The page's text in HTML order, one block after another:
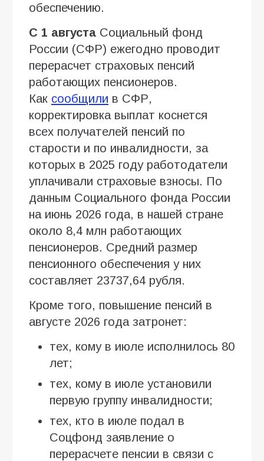
обеспечению.
С 1 августа Социальный фонд
России (СФР) ежегодно проводит
перерасчет страховых пенсий
работающих пенсионеров.
Как сообщили в СФР,
корректировка выплат коснется
всех получателей пенсий по
старости и по инвалидности, за
которых в 2025 году работодатели
уплачивали страховые взносы. По
данным Социального фонда России
на июнь 2026 года, в нашей стране
около 8,4 млн работающих
пенсионеров. Средний размер
пенсионного обеспечения у них
составляет 23737,64 рубля.
Кроме того, повышение пенсий в
августе 2026 года затронет:
тех, кому в июле исполнилось 80
лет;
тех, кому в июле установили
первую группу инвалидности;
тех, кто в июле подал в
Соцфонд заявление о
перерасчете пенсии в связи с